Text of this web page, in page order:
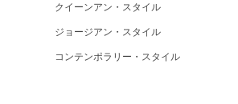
クイーンアン・スタイル
ジョージアン・スタイル
コンテンポラリー・スタイル